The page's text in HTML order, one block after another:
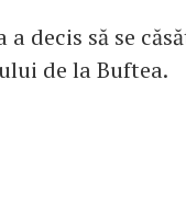
decis să se
de la Buftea.